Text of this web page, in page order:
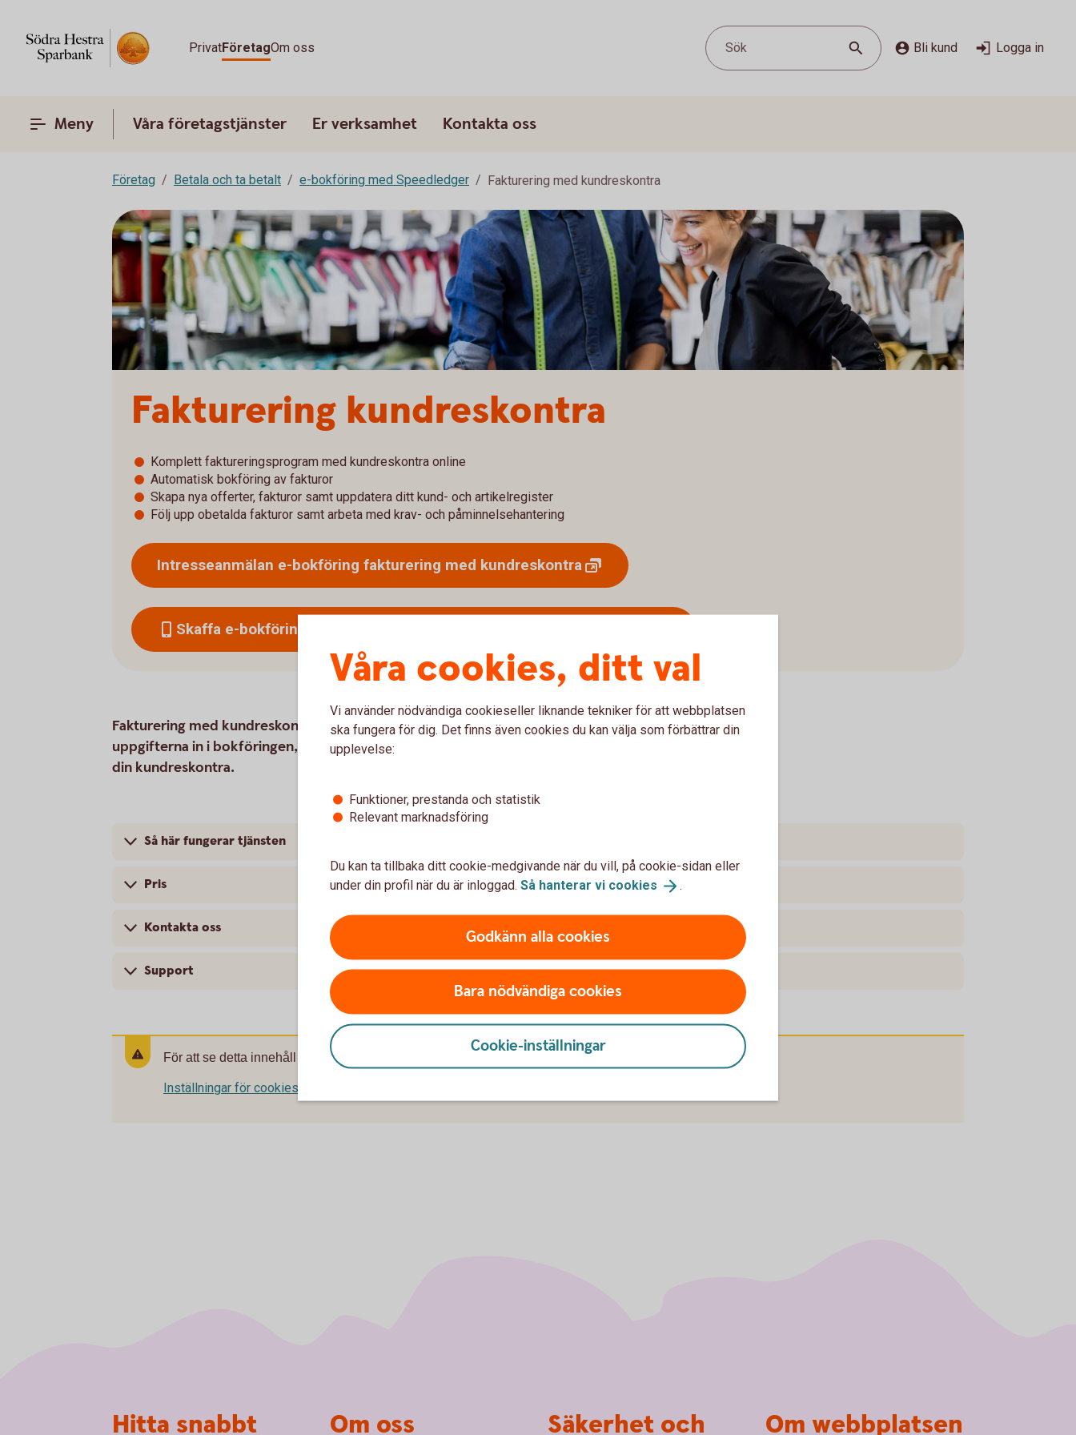
PrivatFöretagOm oss Sök Bli kund Logga in
Meny Våra företagstjänster Er verksamhet Kontakta oss
Företag Betala och ta betalt e-bokföring med Speedledger Fakturering med kundreskontra
Fakturering kundreskontra
Komplett faktureringsprogram med kundreskontra online
Automatisk bokföring av fakturor
Skapa nya offerter, fakturor samt uppdatera ditt kund- och artikelregister
Följ upp obetalda fakturor samt arbeta med krav- och påminnelsehantering
Intresseanmälan e-bokföring fakturering med kundreskontra
Skaffa e-bokföring fakturering med kundreskontra, ring 0771-33 44 33
Fakturering med kundreskontra är en tilläggstjänst till e-bokföring. När du fakturerar förs
uppgifterna in i bokföringen, och när du får betalt av dina kunder prickas inbetalningen av i
din kundreskontra.
Så här fungerar tjänsten
Pris
Kontakta oss
Support
För att se detta innehåll behöver du först godkänna cookies för Funktioner, prestanda och statistik.
Inställningar för cookies
Våra cookies, ditt val
Vi använder nödvändiga cookieseller liknande tekniker för att webbplatsen
ska fungera för dig. Det finns även cookies du kan välja som förbättrar din
upplevelse:
Funktioner, prestanda och statistik
Relevant marknadsföring
Du kan ta tillbaka ditt cookie-medgivande när du vill, på cookie-sidan eller
under din profil när du är inloggad. Så hanterar vi cookies .
Godkänn alla cookies
Bara nödvändiga cookies
Cookie-inställningar
Hitta snabbt Om oss Säkerhet och Om webbplatsen